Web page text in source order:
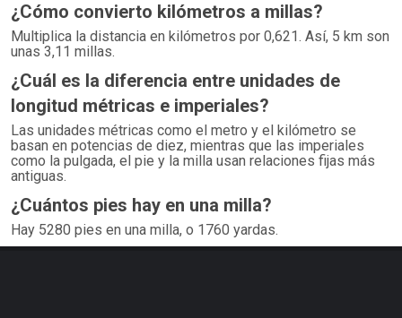
¿Cómo convierto kilómetros a millas?
Multiplica la distancia en kilómetros por 0,621. Así, 5 km son
unas 3,11 millas.
¿Cuál es la diferencia entre unidades de
longitud métricas e imperiales?
Las unidades métricas como el metro y el kilómetro se
basan en potencias de diez, mientras que las imperiales
como la pulgada, el pie y la milla usan relaciones fijas más
antiguas.
¿Cuántos pies hay en una milla?
Hay 5280 pies en una milla, o 1760 yardas.